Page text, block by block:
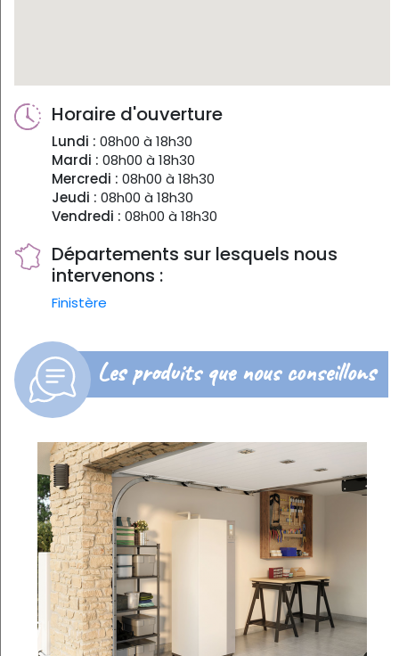
Horaire d'ouverture
Lundi : 08h00 à 18h30
Mardi : 08h00 à 18h30
Mercredi : 08h00 à 18h30
Jeudi : 08h00 à 18h30
Vendredi : 08h00 à 18h30
Départements sur lesquels nous
intervenons :
Finistère
Les produits que nous conseillons